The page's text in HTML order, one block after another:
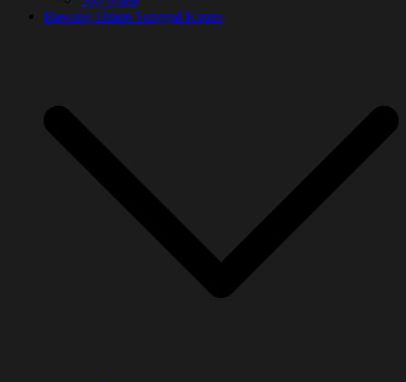
Bawang Hitam Tunggal Kupas